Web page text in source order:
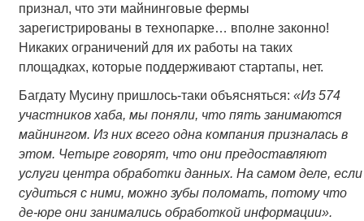
признал, что эти майнинговые фермы
зарегистрированы в технопарке… вполне законно!
Никаких ограничений для их работы на таких
площадках, которые поддерживают стартапы, нет.
Багдату Мусину пришлось-таки объясняться: «Из 574
участников хаба, мы поняли, что пять занимаются
майнингом. Из них всего одна компания призналась в
этом. Четыре говорят, что они предоставляют
услуги центра обработки данных. На самом деле, если
судиться с ними, можно зубы поломать, потому что
де-юре они занимались обработкой информации».